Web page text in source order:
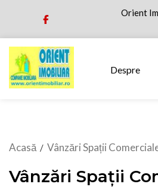
Orient
Despre
Acasă / Vânzări Spații
Vânzări Spații